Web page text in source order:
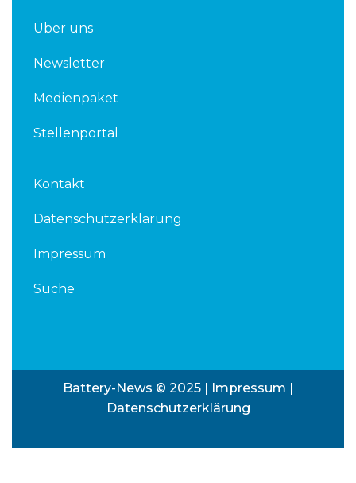
Über uns
Newsletter
Medienpaket
Stellenportal
Kontakt
Datenschutzerklärung
Impressum
Suche
Battery-News © 2025 | Impressum |
Datenschutzerklärung